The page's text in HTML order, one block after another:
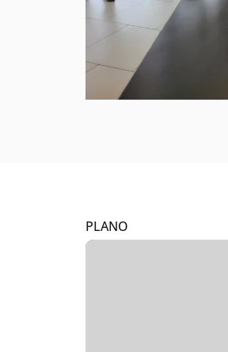
PLANO